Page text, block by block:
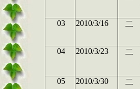
03
2010/3/16 二
04 2010/3/23 二
05 2010/3/30 二